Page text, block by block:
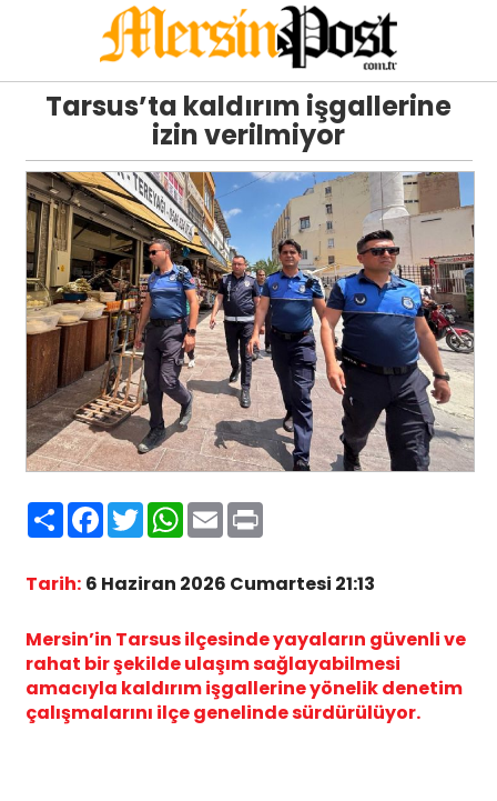
Tarsus’ta kaldırım işgallerine
izin verilmiyor
PaylaşFacebook
TwitterWhatsApp
EmailPrint
Tarih: 6 Haziran 2026 Cumartesi 21:13
Mersin’in Tarsus ilçesinde yayaların güvenli ve
rahat bir şekilde ulaşım sağlayabilmesi
amacıyla kaldırım işgallerine yönelik denetim
çalışmalarını ilçe genelinde sürdürülüyor.